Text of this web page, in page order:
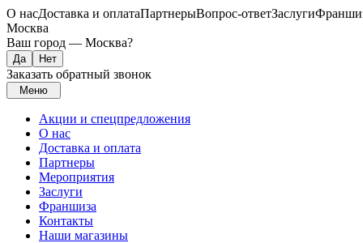
О насДоставка и оплатаПартнерыВопрос-ответЗаслуги
Москва
Ваш город — Москва?
Заказать обратный звонок
Меню
Акции и спецпредложения
О нас
Доставка и оплата
Партнеры
Мероприятия
Заслуги
Франшиза
Контакты
Наши магазины